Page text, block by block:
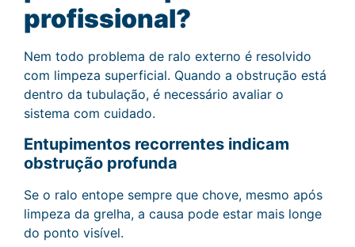
profissional?
Nem todo problema de ralo externo é resolvido
com limpeza superficial. Quando a obstrução está
dentro da tubulação, é necessário avaliar o
sistema com cuidado.
Entupimentos recorrentes indicam
obstrução profunda
Se o ralo entope sempre que chove, mesmo após
limpeza da grelha, a causa pode estar mais longe
do ponto visível.